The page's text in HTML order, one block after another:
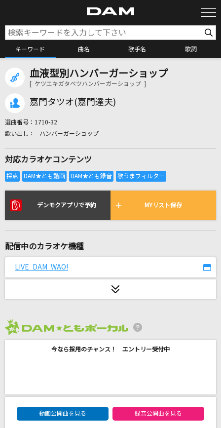
キーワード 曲名 歌手名 歌詞
カラオケ検索
カラオケ店舗検索
全国りれき
リアルタイムで歌われている曲の一覧
TONIGHT-restart from this night-[Full Spec
Edition]
野口五郎
残酷な天使のテーゼ
Official髭男dism
残酷な天使のテーゼ
血液型別ハンバーガーショップ
[ ケツエキガタベツハンバーガーショップ ]
嘉門タツオ(嘉門達夫)
選曲番号： 1710-32
ハンバーガーショップ
対応カラオケコンテンツ
デンモクアプリで予約 MYリスト保存
配信中のカラオケ機種
LIVE DAM WAO!
今なら採用のチャンス！ エントリー受付中
DAM★ともボーカルエントリーランキング
動画公開曲を見る
録音公開曲を見る